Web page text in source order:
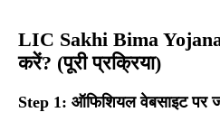
LIC Sakhi Bima
करें? (पूरी प्रक्रिया)
Step 1: ऑफिशियल वेबसाइट पर